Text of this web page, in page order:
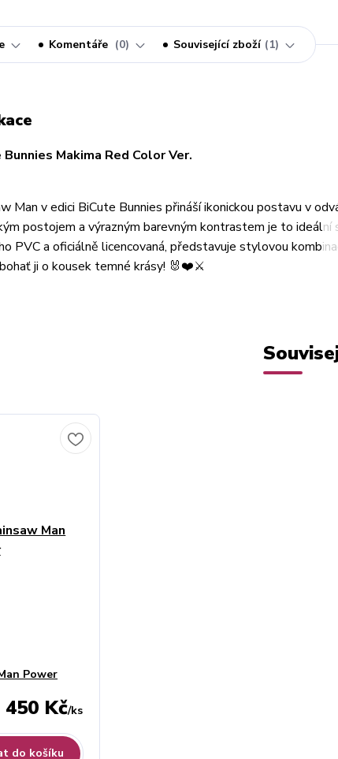
Komentáře 0 Související zboží 1
Makima Red Color Ver.
Man v edici BiCute Bunnies přináší ikonickou postavu v
postojem a výrazným barevným kontrastem je to
PVC a oficiálně licencovaná, představuje stylovou
ji o kousek temné krásy! 🐰❤️⚔️
Power
450 Kč/ks
do košíku